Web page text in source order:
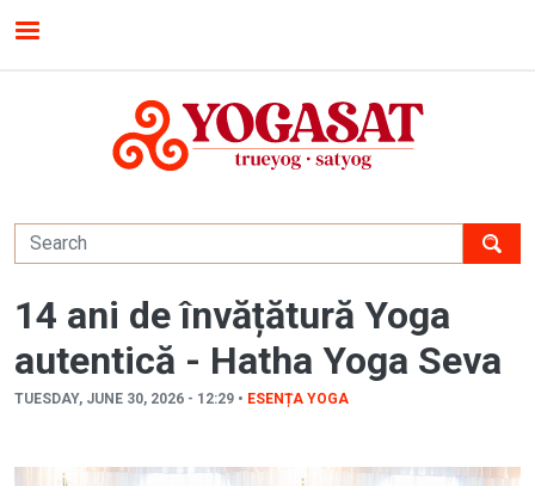
TUESDAY, JUNE 30, 2026 - 12:29 • ESENȚA YOGA
14 ani de învățătură Yoga
autentică - Hatha Yoga Seva